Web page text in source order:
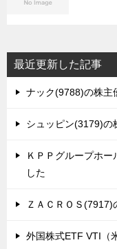
最近更新した記事
ナック(9788)の株主
シュッピン(3179)の
ＫＰＰグループホ
した
ＺＡＣＲＯＳ(7917)
外国株式ETF VTI（